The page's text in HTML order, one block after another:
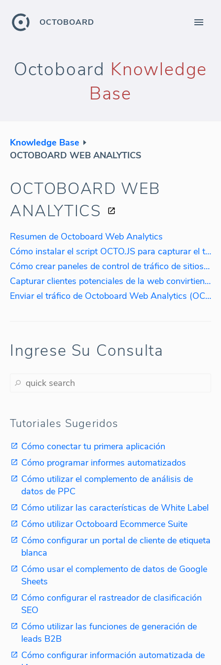
OCTOBOARD
Octoboard Knowledge
Base
Knowledge Base
OCTOBOARD WEB ANALYTICS
OCTOBOARD WEB
ANALYTICS
Resumen de Octoboard Web Analytics
Cómo instalar el script OCTO.JS para capturar el tráfico web
Cómo crear paneles de control de tráfico de sitios web en tiempo real utilizando el script OCTO.JS
Capturar clientes potenciales de la web convirtiendo las direcciones IP de los visitantes en nombres de empresas.
Enviar el tráfico de Octoboard Web Analytics (OCTO.JS) a PPC Data Analytics
Ingrese Su Consulta
Tutoriales Sugeridos
Cómo conectar tu primera aplicación
Cómo programar informes automatizados
Cómo utilizar el complemento de análisis de
datos de PPC
Cómo utilizar las características de White Label
Cómo utilizar Octoboard Ecommerce Suite
Cómo configurar un portal de cliente de etiqueta
blanca
Cómo usar el complemento de datos de Google
Sheets
Cómo configurar el rastreador de clasificación
SEO
Cómo utilizar las funciones de generación de
leads B2B
Cómo configurar información automatizada de